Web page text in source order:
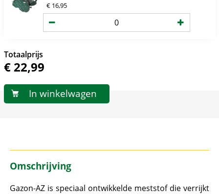
€ 16,95
€ 22,99
Omschrijving
Gazon-AZ is speciaal ontwikkelde meststof die verrijkt